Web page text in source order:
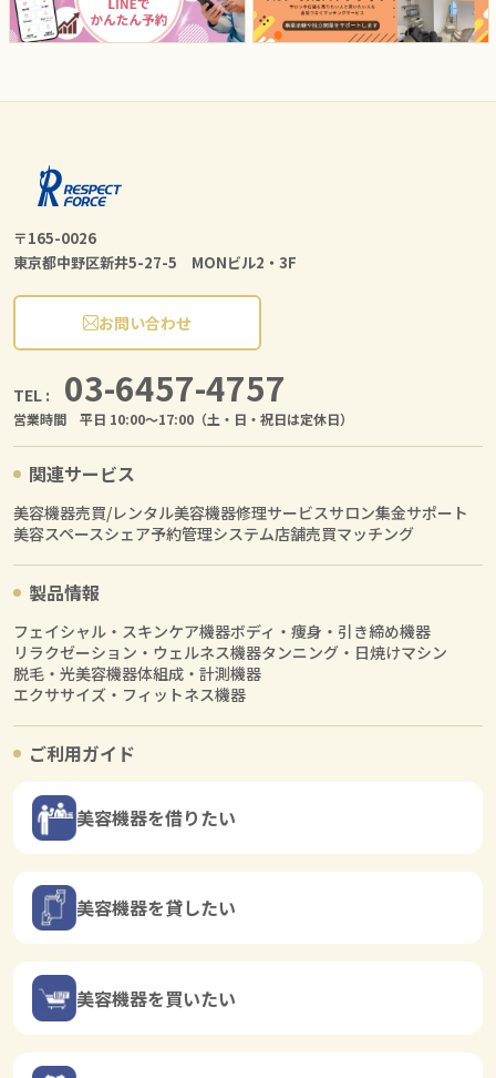
〒165-0026
東京都中野区新井5-27-5 MONビル2・3F
お問い合わせ
TEL : 03-6457-4757
営業時間 平日 10:00〜17:00（土・日・祝日は定休日）
関連サービス
美容機器売買/レンタル美容機器修理サービスサロン集金サポート
美容スペースシェア予約管理システム店舗売買マッチング
製品情報
フェイシャル・スキンケア機器ボディ・痩身・引き締め機器
リラクゼーション・ウェルネス機器タンニング・日焼けマシン
脱毛・光美容機器体組成・計測機器
エクササイズ・フィットネス機器
ご利用ガイド
美容機器を借りたい
美容機器を貸したい
美容機器を買いたい